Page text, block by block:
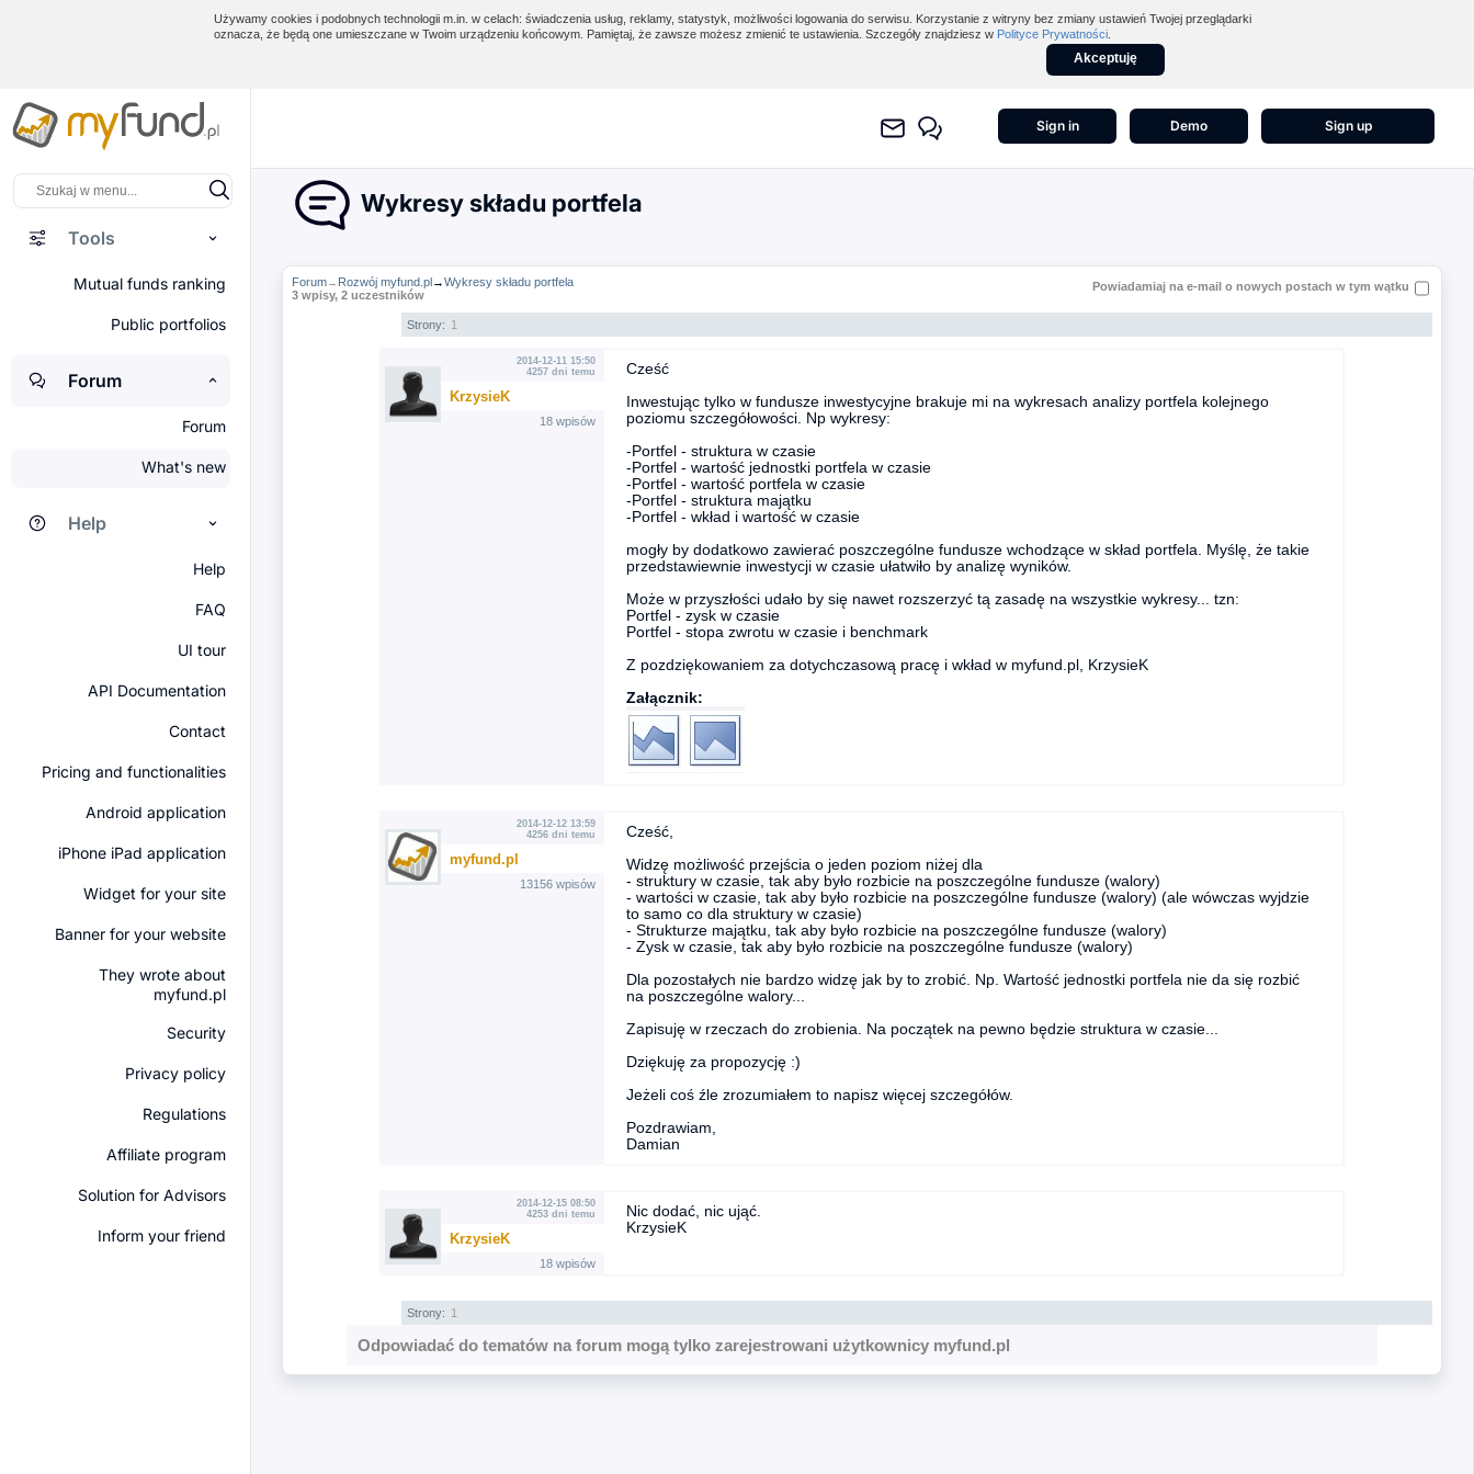
Używamy cookies i podobnych technologii m.in. w celach: świadczenia usług, reklamy, statystyk, możliwości logowania do serwisu. Korzystanie z witryny bez zmiany ustawień Twojej przeglądarki
oznacza, że będą one umieszczane w Twoim urządzeniu końcowym. Pamiętaj, że zawsze możesz zmienić te ustawienia. Szczegóły znajdziesz w Polityce Prywatności
Akceptuję
Tools
Mutual funds ranking
Public portfolios
Forum
Forum
What's new
Help
Help
FAQ
UI tour
API Documentation
Contact
Pricing and functionalities
Android application
iPhone iPad application
Widget for your site
Banner for your website
They wrote about
myfund.pl
Security
Privacy policy
Regulations
Affiliate program
Solution for Advisors
Inform your friend
Sign in Demo Sign up
Wykresy składu portfela
Forum→ Rozwój myfund.pl→Wykresy składu portfela
3 wpisy, 2 uczestników
Powiadamiaj na e-mail o nowych postach w tym wątku
Strony: 1
2014-12-11 15:50
4257 dni temu
KrzysieK
18 wpisów
Cześć
Inwestując tylko w fundusze inwestycyjne brakuje mi na wykresach analizy portfela kolejnego
poziomu szczegółowości. Np wykresy:
-Portfel - struktura w czasie
-Portfel - wartość jednostki portfela w czasie
-Portfel - wartość portfela w czasie
-Portfel - struktura majątku
-Portfel - wkład i wartość w czasie
mogły by dodatkowo zawierać poszczególne fundusze wchodzące w skład portfela. Myślę, że takie
przedstawiewnie inwestycji w czasie ułatwiło by analizę wyników.
Może w przyszłości udało by się nawet rozszerzyć tą zasadę na wszystkie wykresy... tzn:
Portfel - zysk w czasie
Portfel - stopa zwrotu w czasie i benchmark
Z pozdziękowaniem za dotychczasową pracę i wkład w myfund.pl, KrzysieK
Załącznik:
2014-12-12 13:59
4256 dni temu
myfund.pl
13156 wpisów
Cześć,
Widzę możliwość przejścia o jeden poziom niżej dla
- struktury w czasie, tak aby było rozbicie na poszczególne fundusze (walory)
- wartości w czasie, tak aby było rozbicie na poszczególne fundusze (walory) (ale wówczas wyjdzie
to samo co dla struktury w czasie)
- Strukturze majątku, tak aby było rozbicie na poszczególne fundusze (walory)
- Zysk w czasie, tak aby było rozbicie na poszczególne fundusze (walory)
Dla pozostałych nie bardzo widzę jak by to zrobić. Np. Wartość jednostki portfela nie da się rozbić
na poszczególne walory...
Zapisuję w rzeczach do zrobienia. Na początek na pewno będzie struktura w czasie...
Dziękuję za propozycję :)
Jeżeli coś źle zrozumiałem to napisz więcej szczegółów.
Pozdrawiam,
Damian
2014-12-15 08:50
4253 dni temu
KrzysieK
18 wpisów
Nic dodać, nic ująć.
KrzysieK
Strony: 1
Odpowiadać do tematów na forum mogą tylko zarejestrowani użytkownicy myfund.pl